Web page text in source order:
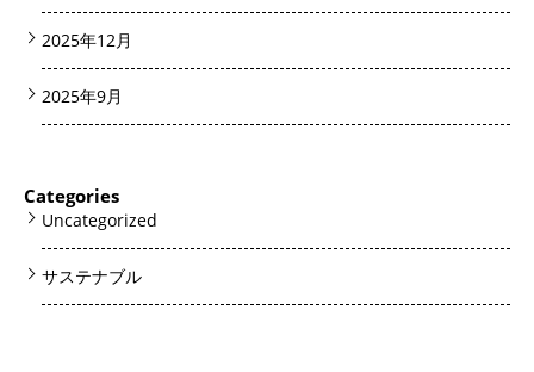
2025年12月
2025年9月
Categories
Uncategorized
サステナブル